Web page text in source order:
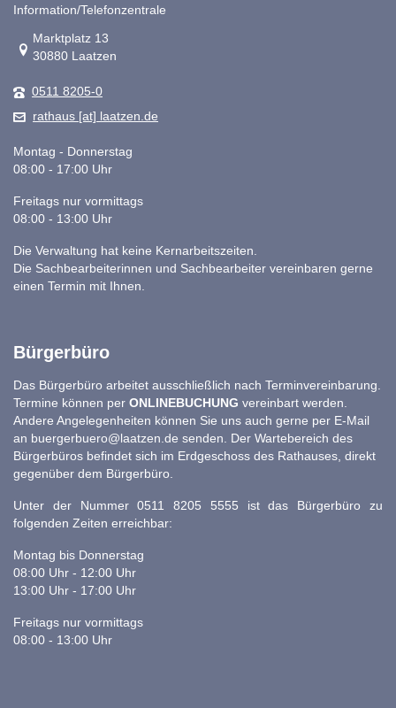
Information/Telefonzentrale
Link zur Google-Maps Navigation
Marktplatz 13
30880 Laatzen
0511 8205-0
rathaus [at] laatzen.de
Montag - Donnerstag
08:00 - 17:00 Uhr
Freitags nur vormittags
08:00 - 13:00 Uhr
Die Verwaltung hat keine Kernarbeitszeiten.
Die Sachbearbeiterinnen und Sachbearbeiter vereinbaren gerne
einen Termin mit Ihnen.
Bürgerbüro
Das Bürgerbüro arbeitet ausschließlich nach Terminvereinbarung.
Termine können per ONLINEBUCHUNG vereinbart werden.
Andere Angelegenheiten können Sie uns auch gerne per E-Mail
an buergerbuero@laatzen.de senden. Der Wartebereich des
Bürgerbüros befindet sich im Erdgeschoss des Rathauses, direkt
gegenüber dem Bürgerbüro.
Unter der Nummer 0511 8205 5555 ist das Bürgerbüro zu
folgenden Zeiten erreichbar:
Montag bis Donnerstag
08:00 Uhr - 12:00 Uhr
13:00 Uhr - 17:00 Uhr
Freitags nur vormittags
08:00 - 13:00 Uhr